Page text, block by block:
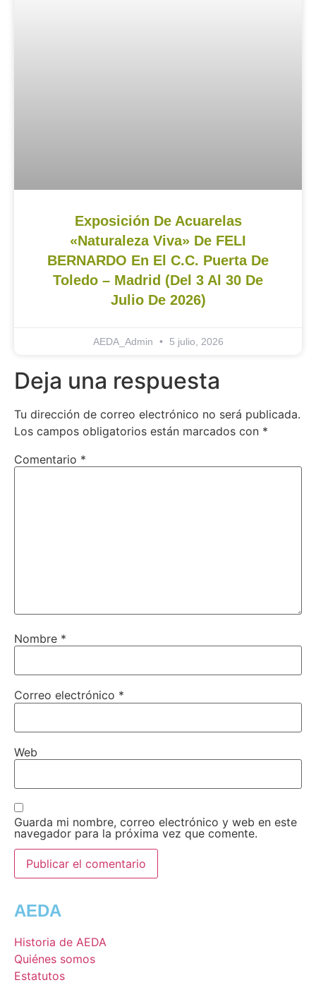
Exposición De Acuarelas
«Naturaleza Viva» De FELI
BERNARDO En El C.C. Puerta De
Toledo – Madrid (del 3 Al 30 De
Julio De 2026)
AEDA_Admin 5 julio, 2026
Deja una respuesta
Tu dirección de correo electrónico no será publicada.
Los campos obligatorios están marcados con *
Comentario *
Nombre *
Correo electrónico *
Web
Guarda mi nombre, correo electrónico y web en este
navegador para la próxima vez que comente.
AEDA
Historia de AEDA
Quiénes somos
Estatutos